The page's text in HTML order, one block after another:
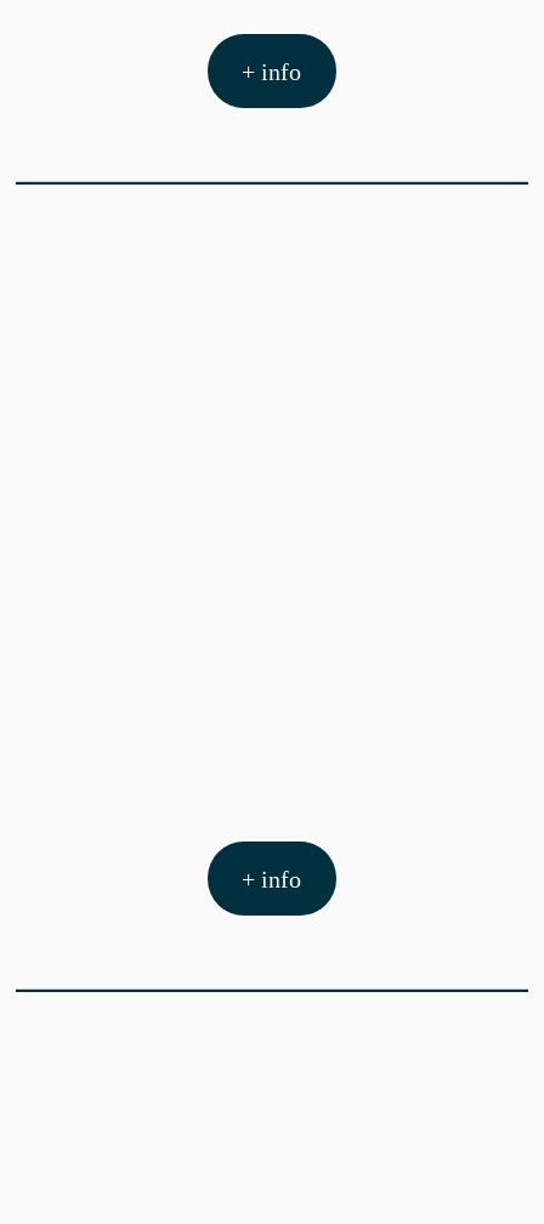
+ info
+ info